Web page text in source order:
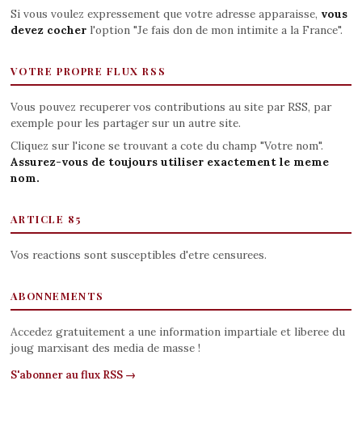
Si vous voulez expressement que votre adresse apparaisse, vous
devez cocherl'option "Je fais don de mon intimite a la France".
VOTRE PROPRE FLUX RSS
Vous pouvez recuperer vos contributions au site par RSS, par
exemple pour les partager sur un autre site.
Cliquez sur l'icone se trouvant a cote du champ "Votre nom".
Assurez-vous de toujours utiliser exactement le meme
nom.
ARTICLE 85
Vos reactions sont susceptibles d'etre censurees.
ABONNEMENTS
Accedez gratuitement a une information impartiale et liberee du
joug marxisant des media de masse !
S'abonner au flux RSS →